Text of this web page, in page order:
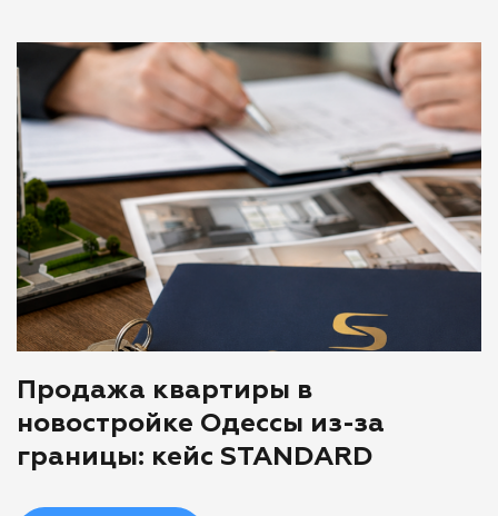
Продажа квартиры в
новостройке Одессы из-за
границы: кейс STANDARD